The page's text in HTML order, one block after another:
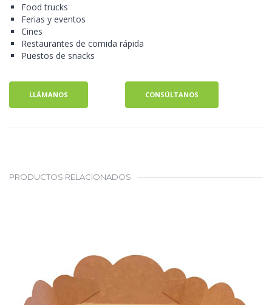
Food trucks
Ferias y eventos
Cines
Restaurantes de comida rápida
Puestos de snacks
LLÁMANOS CONSÚLTANOS
PRODUCTOS RELACIONADOS